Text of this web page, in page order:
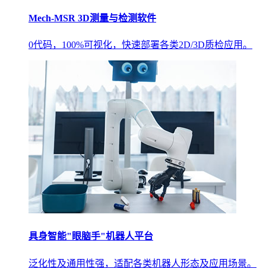
Mech-MSR 3D测量与检测软件
0代码，100%可视化，快速部署各类2D/3D质检应用。
具身智能"眼脑手"机器人平台
泛化性及通用性强，适配各类机器人形态及应用场景。